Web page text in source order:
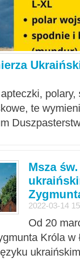
te
Msza
2022-03-14
Od 20
Króla w